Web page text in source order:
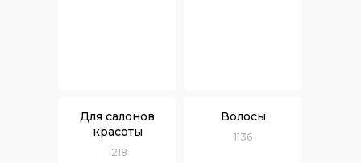
Для салонов
красоты
1218
Волосы
1136